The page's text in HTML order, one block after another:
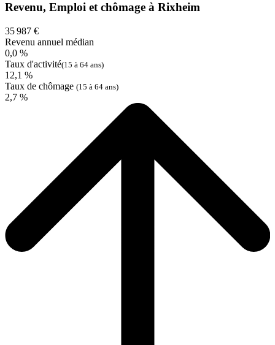
Revenu, Emploi et chômage à Rixheim
35 987 €
Revenu annuel médian
0,0 %
Taux d'activité(15 à 64 ans)
12,1 %
Taux de chômage (15 à 64 ans)
2,7 %